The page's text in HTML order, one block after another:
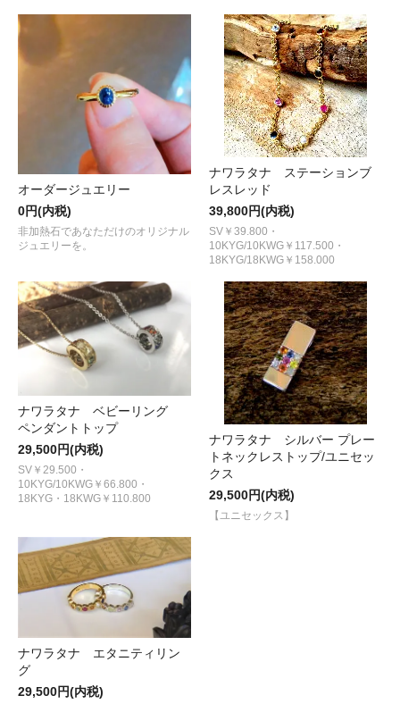
オーダージュエリー
0円(内税)
非加熱石であなただけのオリジナル
ジュエリーを。
ナワラタナ ステーションブ
レスレッド
39,800円(内税)
SV￥39.800・
10KYG/10KWG￥117.500・
18KYG/18KWG￥158.000
ナワラタナ ベビーリング
ペンダントトップ
29,500円(内税)
SV￥29.500・
10KYG/10KWG￥66.800・
18KYG・18KWG￥110.800
ナワラタナ シルバー プレー
トネックレストップ/ユニセッ
クス
29,500円(内税)
【ユニセックス】
ナワラタナ エタニティリン
グ
29,500円(内税)